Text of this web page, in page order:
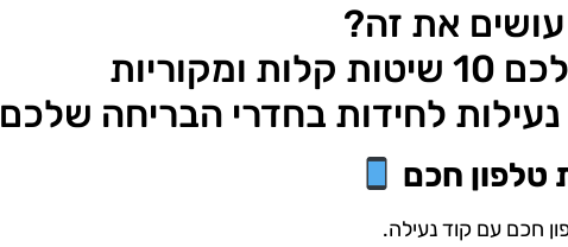
עושים את זה?
ומקוריות
נעילות לחידות בחדרי הבריחה שלכם
חכם עם קוד נעילה.